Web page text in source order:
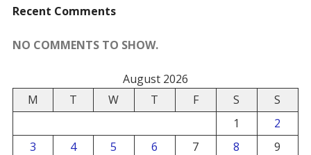
Recent Comments
NO COMMENTS TO SHOW.
August 2026
M
T W T F S
S
1
2
3
4 5 6 7 8
9